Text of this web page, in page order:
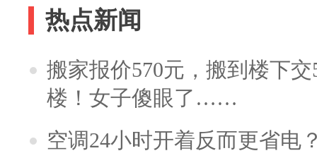
热点新闻
搬家报价570元，搬到楼下
楼！女子傻眼了……
空调24小时开着反而更省电